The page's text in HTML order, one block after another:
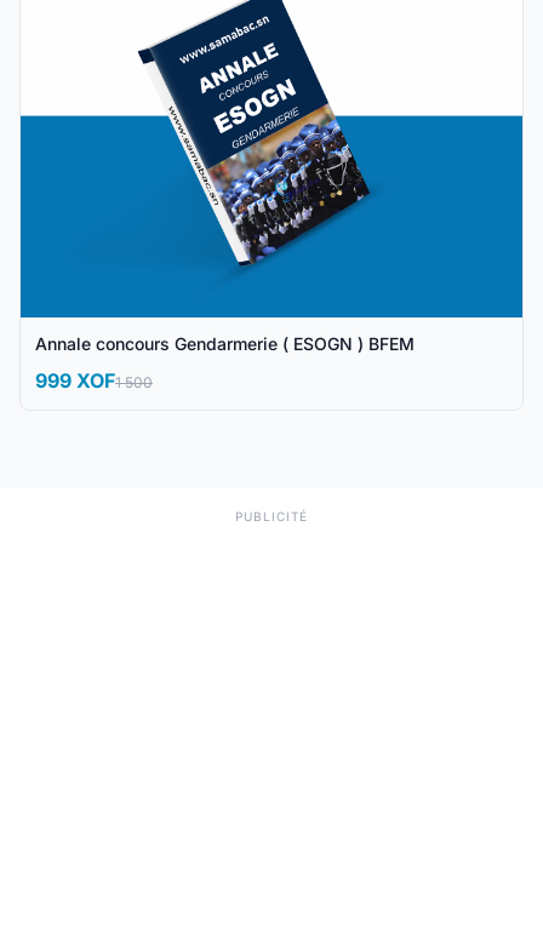
Annale concours Gendarmerie ( ESOGN ) BFEM
999 XOF1 500
PUBLICITÉ